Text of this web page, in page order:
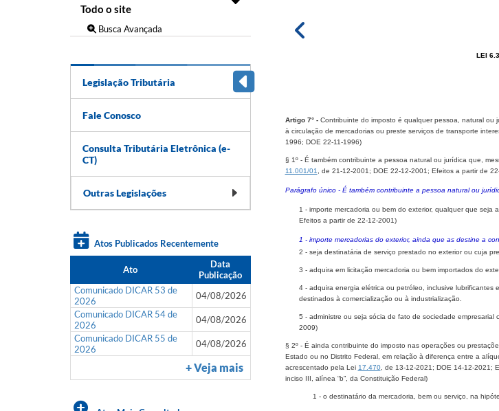
Busca Avançada
Legislação Tributária
Fale Conosco
Consulta Tributária Eletrônica (e-
CT)
Outras Legislações
Atos Publicados Recentemente
Ato
Data
Publicação
Comunicado DICAR 53 de
2026
04/08/2026
Comunicado DICAR 54 de
2026
04/08/2026
Comunicado DICAR 55 de
2026
04/08/2026
+ Veja mais
LEI
Artigo 7° - Contribuinte do imposto é qualquer pessoa, natural ou
à circulação de mercadorias ou preste serviços de transporte
1996; DOE 22-11-1996)
§ 1º- É também contribuinte a pessoa natural ou jurídica que,
11.001/01
, de 21-12-2001; DOE 22-12-2001; Efeitos a partir de
Parágrafo único - É também contribuinte a pessoa natural ou
1 - importe mercadoria ou bem do exterior, qualquer que
Efeitos a partir de 22-12-2001)
1 - importe mercadorias do exterior, ainda que as destine a
2 - seja destinatária de serviço prestado no exterior ou cuja
3 - adquira em licitação mercadoria ou bem importados do
4 - adquira energia elétrica ou petróleo, inclusive
destinados à comercialização ou à industrialização.
5 - administre ou seja sócia de fato de sociedade
2009)
§ 2º - É ainda contribuinte do imposto nas operações ou
Estado ou no Distrito Federal, em relação à diferença entre a
acrescentado pela Lei 17.470, de 13-12-2021; DOE 14-12-2021; E
inciso III, alínea “b”, da Constituição Federal)
1 - o destinatário da mercadoria, bem ou serviço, na